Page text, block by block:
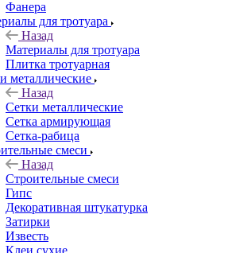
Фанера
для тротуара
Назад
Материалы для тротуара
Плитка тротуарная
металлические
Назад
Сетки металлические
Сетка армирующая
Сетка-рабица
смеси
Назад
Строительные смеси
Гипс
Декоративная штукатурка
Затирки
Известь
Клеи сухие